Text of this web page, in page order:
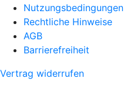
Nutzungsbedingungen
Rechtliche Hinweise
AGB
Barrierefreiheit
Vertrag widerrufen